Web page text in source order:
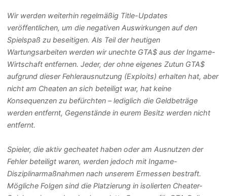
Wir werden weiterhin regelmäßig Title-Updates
veröffentlichen, um die negativen Auswirkungen auf den
Spielspaß zu beseitigen. Als Teil der heutigen
Wartungsarbeiten werden wir unechte GTA$ aus der Ingame-
Wirtschaft entfernen. Jeder, der ohne eigenes Zutun GTA$
aufgrund dieser Fehlerausnutzung (Exploits) erhalten hat, aber
nicht am Cheaten an sich beteiligt war, hat keine
Konsequenzen zu befürchten – lediglich die Geldbeträge
werden entfernt, Gegenstände in eurem Besitz werden nicht
entfernt.
Spieler, die aktiv gecheatet haben oder am Ausnutzen der
Fehler beteiligt waren, werden jedoch mit Ingame-
Disziplinarmaßnahmen nach unserem Ermessen bestraft.
Mögliche Folgen sind die Platzierung in isolierten Cheater-